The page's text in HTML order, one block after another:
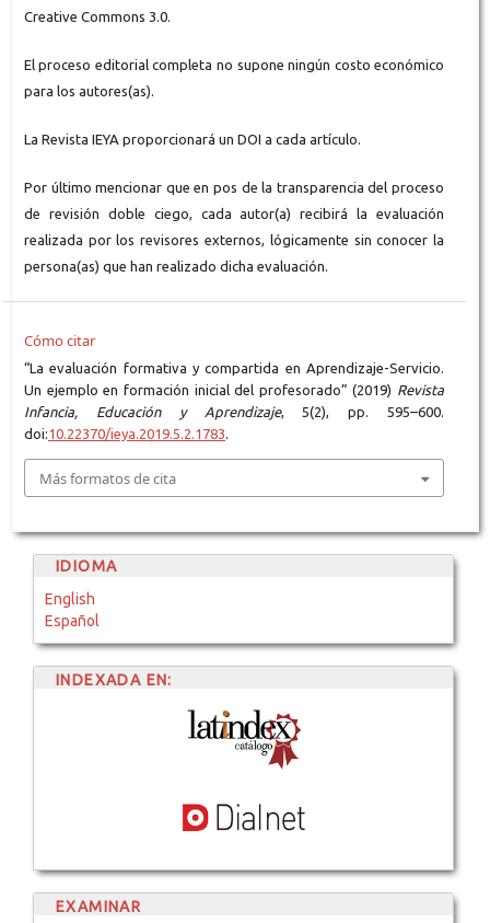
Creative Commons 3.0.
El proceso editorial completa no supone ningún costo económico
para los autores(as).
La Revista IEYA proporcionará un DOI a cada artículo.
Por último mencionar que en pos de la transparencia del proceso
de revisión doble ciego, cada autor(a) recibirá la evaluación
realizada por los revisores externos, lógicamente sin conocer la
persona(as) que han realizado dicha evaluación.
Cómo citar
“La evaluación formativa y compartida en Aprendizaje-Servicio.
Un ejemplo en formación inicial del profesorado” (2019) Revista
Infancia, Educación y Aprendizaje, 5(2), pp. 595–600.
doi:10.22370/ieya.2019.5.2.1783.
Más formatos de cita
IDIOMA
English
Español
INDEXADA EN:
EXAMINAR